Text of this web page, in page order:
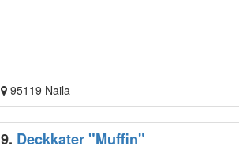
95119 Naila
9. Deckkater "Muffin"